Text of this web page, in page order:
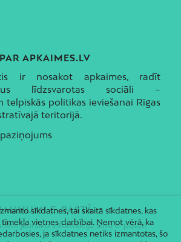
PAR APKAIMES.LV
ir nosakot apkaimes, radīt
līdzsvarotas sociāli –
telpiskās politikas ieviešanai Rīgas
teritorijā.
E-PASTĀ
jaunāko informāciju savā e-pastā!
sīkdatnes, tai skaitā sīkdatnes, kas
tīmekļa vietnes darbībai. Ņemot vērā, ka
ja sīkdatnes netiks izmantotas, šo